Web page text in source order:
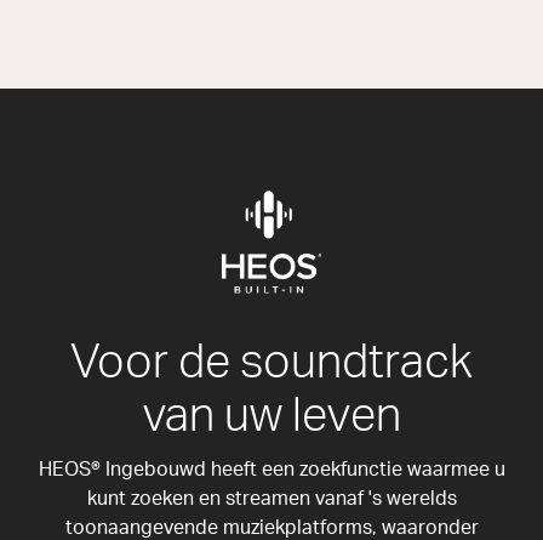
Voor de soundtrack
van uw leven
HEOS® Ingebouwd heeft een zoekfunctie waarmee u
kunt zoeken en streamen vanaf 's werelds
toonaangevende muziekplatforms, waaronder